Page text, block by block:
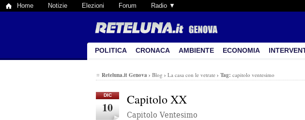
Home Notizie Elezioni Forum Radio ▼
POLITICA CRONACA AMBIENTE ECONOMIA
Reteluna.it Genova › Blog › La casa con le vetrate › Tag: capitolo ventesimo
DIC
10 Capitolo XX
Capitolo Ventesimo